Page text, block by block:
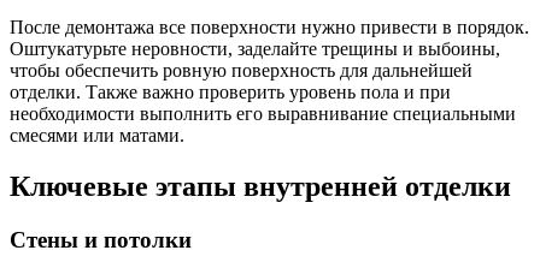
После демонтажа все поверхности нужно привести в порядок.
Оштукатурьте неровности, заделайте трещины и выбоины,
чтобы обеспечить ровную поверхность для дальнейшей
отделки. Также важно проверить уровень пола и при
необходимости выполнить его выравнивание специальными
смесями или матами.
Ключевые этапы внутренней отделки
Стены и потолки